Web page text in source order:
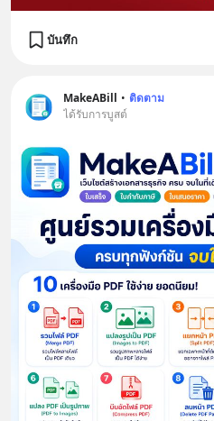
บันทึก
MakeABill • ติดตาม
ได้รับการบูสต์